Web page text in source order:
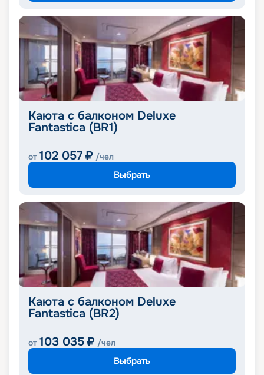
Каюта с балконом Deluxe
Fantastica (BR1)
от 102 057 ₽ /чел
Выбрать
Каюта с балконом Deluxe
Fantastica (BR2)
от 103 035 ₽ /чел
Выбрать